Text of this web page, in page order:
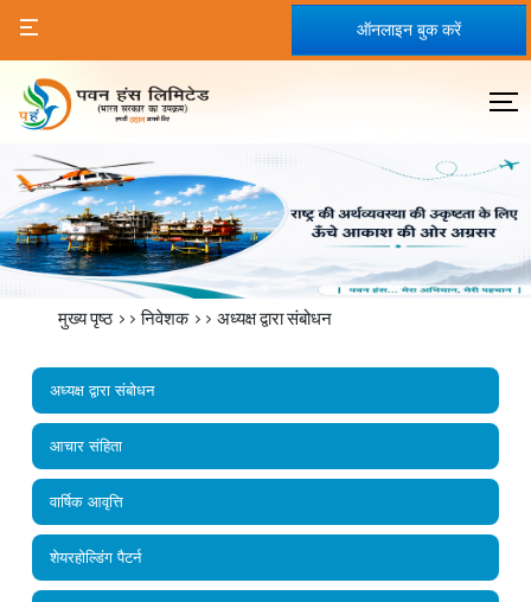
ऑनलाइन बुक करें
मुख्य पृष्ठ >>निवेशक>>अध्‍यक्ष द्वारा संबोधन
अध्‍यक्ष द्वारा संबोधन
आचार संहिता
वार्षिक आवृत्ति
शेयरहोल्डिंग पैटर्न